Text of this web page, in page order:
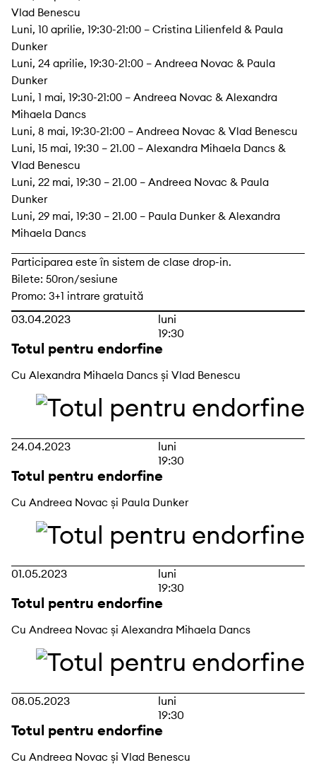
Vlad Benescu
Luni, 10 aprilie, 19:30-21:00 – Cristina Lilienfeld & Paula
Dunker
Luni, 24 aprilie, 19:30-21:00 – Andreea Novac & Paula
Dunker
Luni, 1 mai, 19:30-21:00 – Andreea Novac & Alexandra
Mihaela Dancs
Luni, 8 mai, 19:30-21:00 – Andreea Novac & Vlad Benescu
Luni, 15 mai, 19:30 – 21.00 – Alexandra Mihaela Dancs &
Vlad Benescu
Luni, 22 mai, 19:30 – 21.00 – Andreea Novac & Paula
Dunker
Luni, 29 mai, 19:30 – 21.00 – Paula Dunker & Alexandra
Mihaela Dancs
Participarea este în sistem de clase drop-in.
Bilete: 50ron/sesiune
Promo: 3+1 intrare gratuită
03.04.2023
luni
19:30
Totul pentru endorfine
Cu Alexandra Mihaela Dancs și Vlad Benescu
24.04.2023
luni
19:30
Totul pentru endorfine
Cu Andreea Novac și Paula Dunker
01.05.2023
luni
19:30
Totul pentru endorfine
Cu Andreea Novac și Alexandra Mihaela Dancs
08.05.2023
luni
19:30
Totul pentru endorfine
Cu Andreea Novac și Vlad Benescu